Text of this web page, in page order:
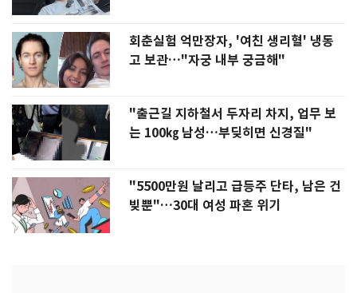
회춘실험 억만장자, '여친 생리혈' 냉동
고 보관…"자궁 내부 궁금해"
"출근길 지하철서 두자리 차지, 업무 보
는 100㎏ 남성…부딪히면 신경질"
"5500만원 날리고 급등주 단타, 남은 건
빚뿐"…30대 여성 파혼 위기